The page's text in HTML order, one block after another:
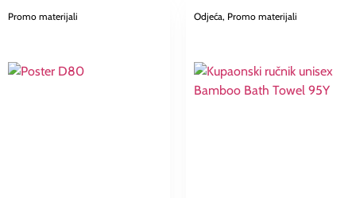
Promo materijali Odjeća, Promo materijali